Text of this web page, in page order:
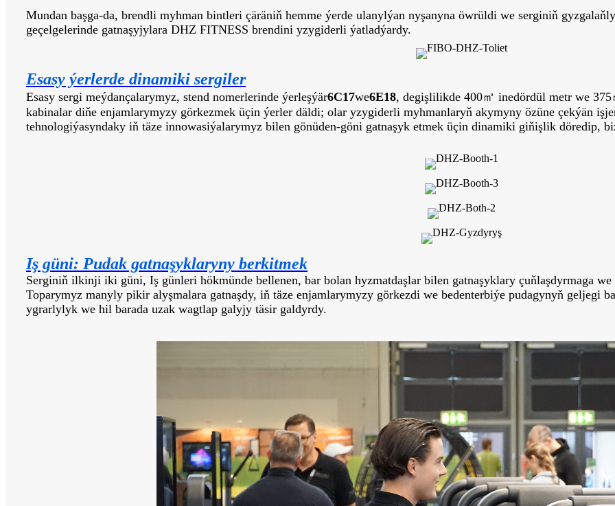
Mundan başga-da, brendli myhman bintleri çäräniň hemme ýerde ulanylýan nyşanyna öwrüldi we serginiň gyzgalaňly
geçelgelerinde gatnaşyjylara DHZ FITNESS brendini yzygiderli ýatladýardy.
Esasy ýerlerde dinamiki sergiler
Esasy sergi meýdançalarymyz, stend nomerlerinde ýerleşýär6C17we6E18, degişlilikde 400㎡ inedördül metr we
kabinalar diňe enjamlarymyzy görkezmek üçin ýerler däldi; olar yzygiderli myhmanlaryň akymyny özüne çekýän
tehnologiýasyndaky iň täze innowasiýalarymyz bilen gönüden-göni gatnaşyk etmek üçin dinamiki giňişlik döredip,
Iş güni: Pudak gatnaşyklaryny berkitmek
Serginiň ilkinji iki güni, Iş günleri hökmünde bellenen, bar bolan hyzmatdaşlar bilen gatnaşyklary çuňlaşdyrmaga
Toparymyz manyly pikir alyşmalara gatnaşdy, iň täze enjamlarymyzy görkezdi we bedenterbiýe pudagynyň geljegi
ygrarlylyk we hil barada uzak wagtlap galyjy täsir galdyrdy.